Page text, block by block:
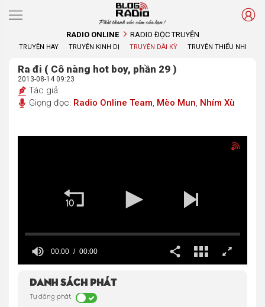
Phát thanh xúc cảm của bạn !
RADIO ONLINE RADIO ĐỌC TRUYỆN
TRUYỆN HAY TRUYỆN KINH DỊ TRUYỆN DÀI KỲ TRUYỆN THIẾU NHI
Ra đi ( Cô nàng hot boy, phần 29 )
2013-08-14 09:23
Tác giả:
Giọng đọc: Radio Online Team, Mèo Mun, Nhím Xù
00:00 00:00
Danh sách phát
Tự động phát